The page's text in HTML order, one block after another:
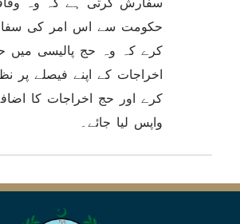
حکومت سے اس امر کی
کرے کہ وہ حج پالیسی میں
اخراجات کے اپنے فیصلے پر
کرے اور حج اخراجات کا اضافہ
واپس لیا جائے۔